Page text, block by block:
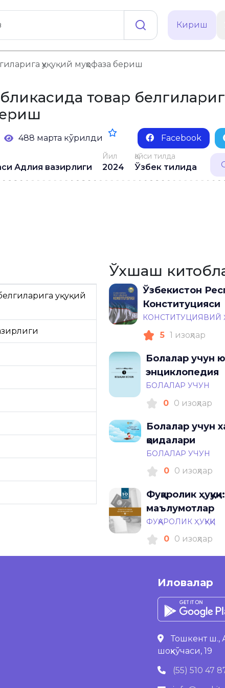
Кириш
ҳуқуқий муҳофаза бериш
товар
488 марта кўрилди Facebook
Адлия вазирлиги
Йил
2024
Қайси тилда
Ўзбек тилида
ҳуқуқий
Ўхшаш
Ўзбекистон
Конституцияси
КОНСТИТУЦИЯВИЙ
5 1 изоҳлар
Болалар учун
энциклопедия
БОЛАЛАР УЧУН
0 0 изоҳлар
Болалар учун
қоидалари
БОЛАЛАР УЧУН
0 0 изоҳлар
Фуқаролик
маълумотлар
ФУҚАРОЛИК ҲУҚУҚИ
0 0 изоҳлар
Иловалар
Тошкент ш.,
шоҳкўчаси, 19
(55) 510 47